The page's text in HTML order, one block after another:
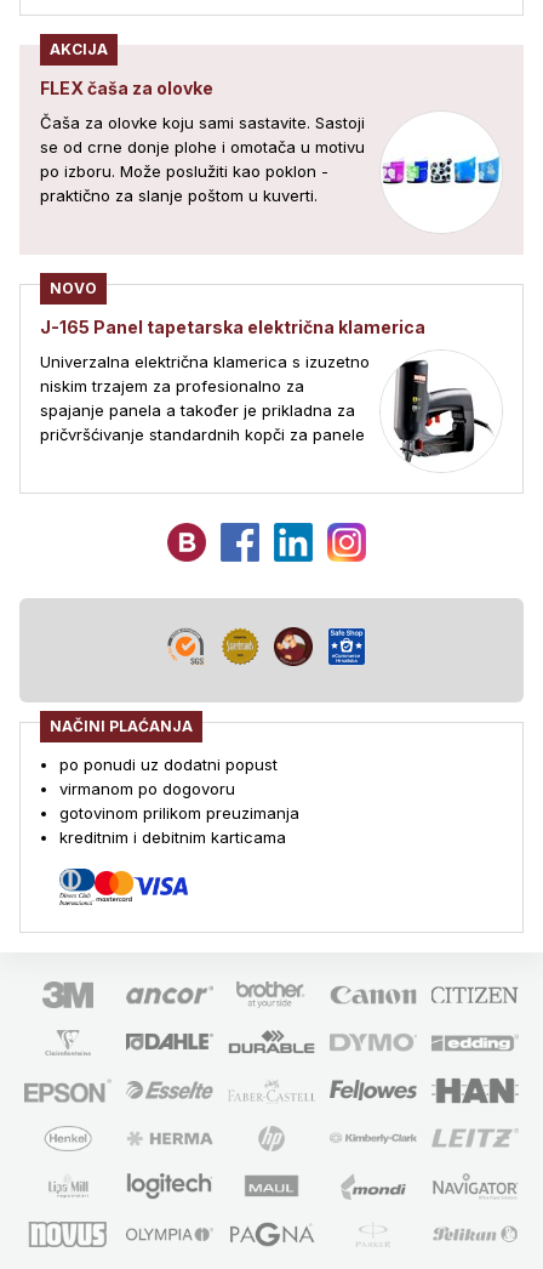
AKCIJA
FLEX čaša za olovke
Čaša za olovke koju sami sastavite. Sastoji
se od crne donje plohe i omotača u motivu
po izboru. Može poslužiti kao poklon -
praktično za slanje poštom u kuverti.
NOVO
J-165 Panel tapetarska električna klamerica
Univerzalna električna klamerica s izuzetno
niskim trzajem za profesionalno za
spajanje panela a također je prikladna za
pričvršćivanje standardnih kopči za panele
NAČINI PLAĆANJA
po ponudi uz dodatni popust
virmanom po dogovoru
gotovinom prilikom preuzimanja
kreditnim i debitnim karticama